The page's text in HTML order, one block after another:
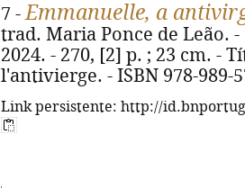
7 -Emmanuelle, a
trad. Maria Ponce de Leão. -
2024. - 270, [2] p. ; 23 cm. -
l'antivierge. - ISBN 978-989-
Link persistente: http://